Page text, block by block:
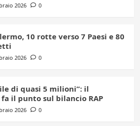
2026 0
10 rotte verso 7 Paesi e 80
2026 0
di quasi 5 milioni”: il
il punto sul bilancio RAP
2026 0